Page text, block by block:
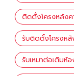
ติดตั้งโครงหลัง
รับติดตั้งโครงหลั
รับเหมาต่อเติมห้